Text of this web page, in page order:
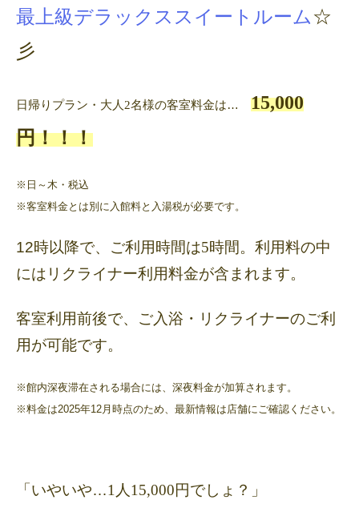
最上級デラックススイートルーム☆
彡
日帰りプラン・大人2名様の客室料金は… 15,000
円！！！
※日～木・税込
※客室料金とは別に入館料と入湯税が必要です。
12時以降で、ご利用時間は5時間。利用料の中
にはリクライナー利用料金が含まれます。
客室利用前後で、ご入浴・リクライナーのご利
用が可能です。
※館内深夜滞在される場合には、深夜料金が加算されます。
※料金は2025年12月時点のため、最新情報は店舗にご確認ください。
「いやいや…1人15,000円でしょ？」